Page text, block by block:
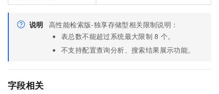
说明 高性能检索版-独享存储型相关限制说明：
表总数不能超过系统最大限制 8 个。
不支持配置查询分析、搜索结果展示功能。
字段相关